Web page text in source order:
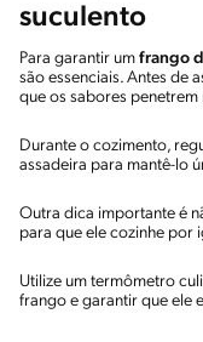
suculento
Para garantir um frango
são essenciais. Antes de
que os sabores penetrem
Durante o cozimento,
assadeira para mantê-lo
Outra dica importante é
para que ele cozinhe por
Utilize um termômetro
frango e garantir que ele